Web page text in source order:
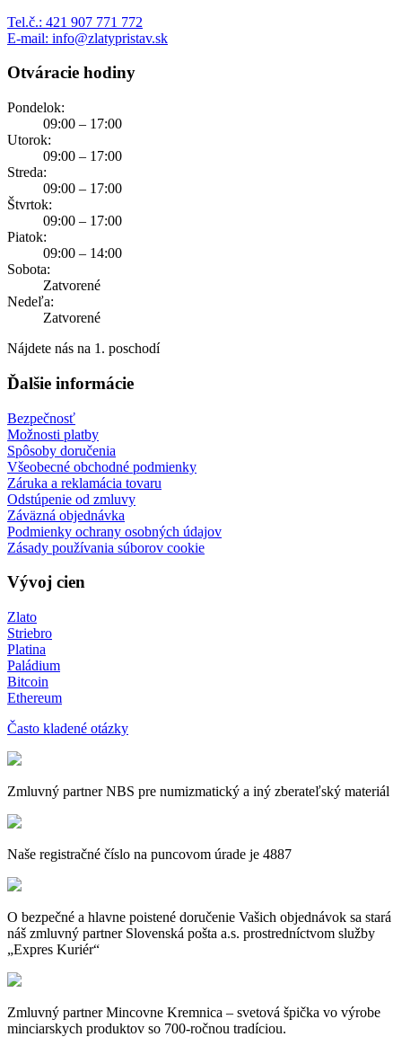
Tel.č.: 421 907 771 772
E-mail: info@zlatypristav.sk
Otváracie hodiny
Pondelok:
09:00 – 17:00
Utorok:
09:00 – 17:00
Streda:
09:00 – 17:00
Štvrtok:
09:00 – 17:00
Piatok:
09:00 – 14:00
Sobota:
Zatvorené
Nedeľa:
Zatvorené
Nájdete nás na 1. poschodí
Ďalšie informácie
Bezpečnosť
Možnosti platby
Spôsoby doručenia
Všeobecné obchodné podmienky
Záruka a reklamácia tovaru
Odstúpenie od zmluvy
Záväzná objednávka
Podmienky ochrany osobných údajov
Zásady používania súborov cookie
Vývoj cien
Zlato
Striebro
Platina
Paládium
Bitcoin
Ethereum
Často kladené otázky
Zmluvný partner NBS pre numizmatický a iný zberateľský materiál
Naše registračné číslo na puncovom úrade je 4887
O bezpečné a hlavne poistené doručenie Vašich objednávok sa stará
náš zmluvný partner Slovenská pošta a.s. prostredníctvom služby
„Expres Kuriér“
Zmluvný partner Mincovne Kremnica – svetová špička vo výrobe
minciarskych produktov so 700-ročnou tradíciou.